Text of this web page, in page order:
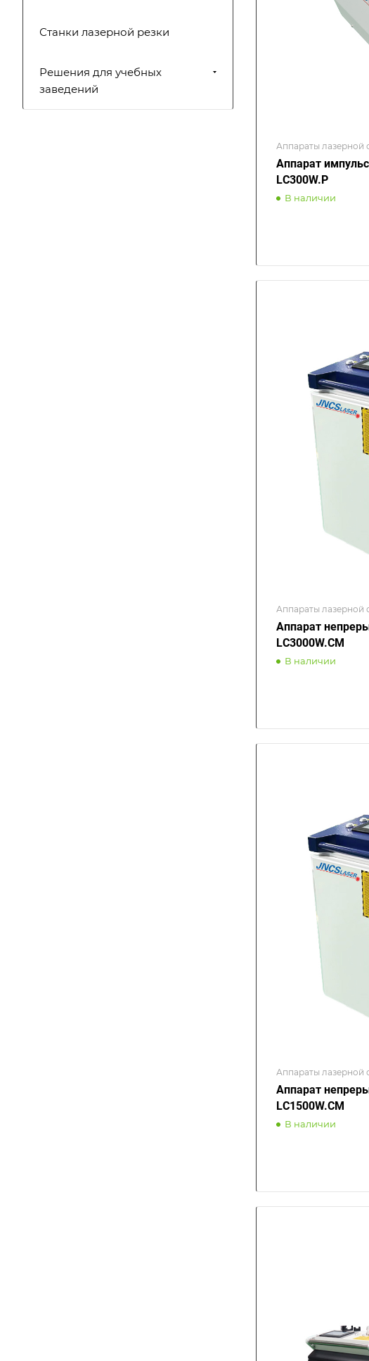
Аппараты лазерной
Аппарат
LC300W.P
В наличии
Аппараты лазерной
Аппарат
LC3000W.CM
В наличии
Аппараты лазерной
Аппарат
LC1500W.CM
В наличии
Станки лазерной резки
Решения для учебных
заведений